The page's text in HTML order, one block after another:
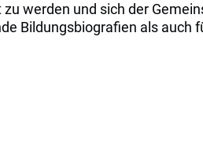
werden und sich der
Bildungsbiografien als auch